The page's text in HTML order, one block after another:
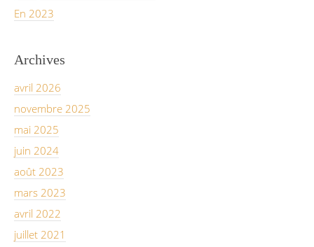
En 2023
Archives
avril 2026
novembre 2025
mai 2025
juin 2024
août 2023
mars 2023
avril 2022
juillet 2021